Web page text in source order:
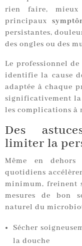
rien faire,
principaux
persistantes,
des ongles ou des
Le professionnel
identifie la cause
adaptée à chaque
significativement la
les complications à
Des
limiter la
Même en dehors
quotidiens
minimum, freinent
mesures de bon
naturel du
Sécher
la douche